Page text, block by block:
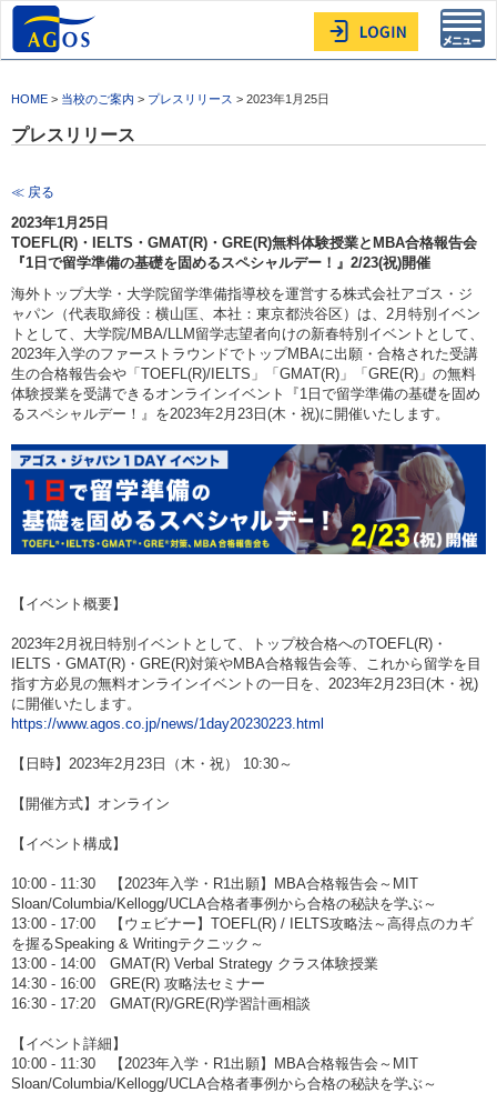
HOME > 当校のご案内 > プレスリリース > 2023年1月25日
プレスリリース
≪ 戻る
2023年1月25日
TOEFL(R)・IELTS・GMAT(R)・GRE(R)無料体験授業とMBA合格報告会
『1日で留学準備の基礎を固めるスペシャルデー！』2/23(祝)開催
海外トップ大学・大学院留学準備指導校を運営する株式会社アゴス・ジ
ャパン（代表取締役：横山匡、本社：東京都渋谷区）は、2月特別イベン
トとして、大学院/MBA/LLM留学志望者向けの新春特別イベントとして、
2023年入学のファーストラウンドでトップMBAに出願・合格された受講
生の合格報告会や「TOEFL(R)/IELTS」「GMAT(R)」「GRE(R)」の無料
体験授業を受講できるオンラインイベント『1日で留学準備の基礎を固め
るスペシャルデー！』を2023年2月23日(木・祝)に開催いたします。
【イベント概要】
2023年2月祝日特別イベントとして、トップ校合格へのTOEFL(R)・
IELTS・GMAT(R)・GRE(R)対策やMBA合格報告会等、これから留学を目
指す方必見の無料オンラインイベントの一日を、2023年2月23日(木・祝)
に開催いたします。
https://www.agos.co.jp/news/1day20230223.html
【日時】2023年2月23日（木・祝） 10:30～
【開催方式】オンライン
【イベント構成】
10:00 - 11:30 【2023年入学・R1出願】MBA合格報告会～MIT
Sloan/Columbia/Kellogg/UCLA合格者事例から合格の秘訣を学ぶ～
13:00 - 17:00 【ウェビナー】TOEFL(R) / IELTS攻略法～高得点のカギ
を握るSpeaking & Writingテクニック～
13:00 - 14:00 GMAT(R) Verbal Strategy クラス体験授業
14:30 - 16:00 GRE(R) 攻略法セミナー
16:30 - 17:20 GMAT(R)/GRE(R)学習計画相談
【イベント詳細】
10:00 - 11:30 【2023年入学・R1出願】MBA合格報告会～MIT
Sloan/Columbia/Kellogg/UCLA合格者事例から合格の秘訣を学ぶ～